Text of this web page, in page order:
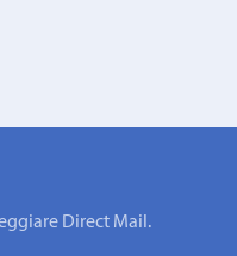
Direct Mail.